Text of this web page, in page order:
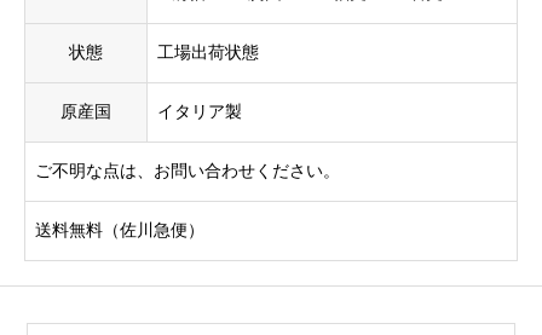
状態 工場出荷状態
原産国 イタリア製
ご不明な点は、お問い合わせください。
送料無料（佐川急便）